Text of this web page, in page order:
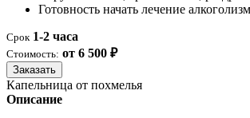
Готовность начать лечение
Срок 1-2 часа
Стоимость: от 6 500 ₽
Заказать
Капельница от похмелья
Описание